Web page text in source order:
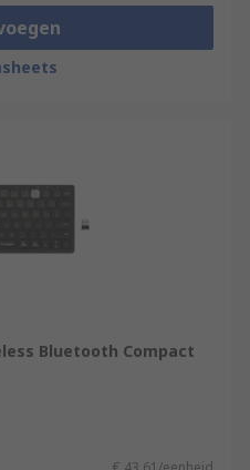
Bluetooth Compact